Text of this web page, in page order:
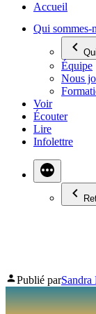
Accueil
Qui sommes-
Équipe
Nous
Voir
Écouter
Lire
Infolettre
Publié parSandra